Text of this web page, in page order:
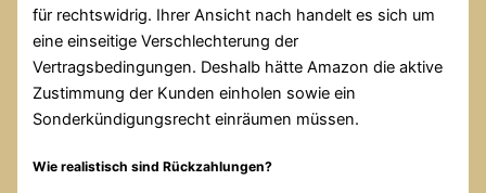
für rechtswidrig. Ihrer Ansicht nach handelt es sich um
eine einseitige Verschlechterung der
Vertragsbedingungen. Deshalb hätte Amazon die aktive
Zustimmung der Kunden einholen sowie ein
Sonderkündigungsrecht einräumen müssen.
Wie realistisch sind Rückzahlungen?